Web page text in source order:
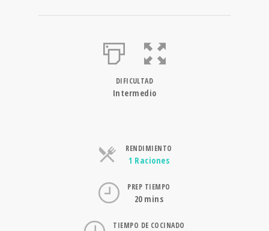
DIFICULTAD
Intermedio
RENDIMIENTO
1 RacionesRaciones
PREP TIEMPO
20 mins
TIEMPO DE COCINADO